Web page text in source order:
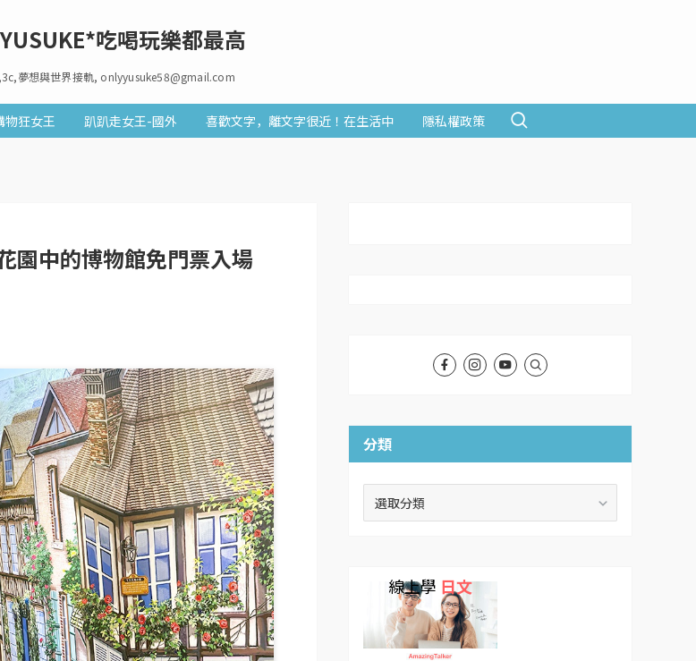
吃喝玩樂都最高
夢想與世界接軌, onlyyusuke58@gmail.com
物狂女王 趴趴走女王-國外 喜歡文字，離文字很近！在生活中 隱私權政策
園中的博物館免門票入場
分類
線上學 日文